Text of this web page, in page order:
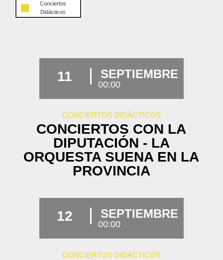
Conciertos
Didácticos
11 SEPTIEMBRE
00:00
CONCIERTOS DIDÁCTICOS
CONCIERTOS CON LA
DIPUTACIÓN - LA
ORQUESTA SUENA EN LA
PROVINCIA
12 SEPTIEMBRE
00:00
CONCIERTOS DIDÁCTICOS